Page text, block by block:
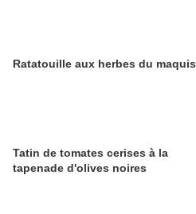
Ratatouille aux herbes du maquis
Tatin de tomates cerises à la
tapenade d'olives noires